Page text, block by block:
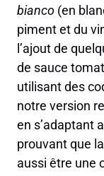
bianco (en
piment et du
l’ajout de
de sauce
utilisant des
notre version
en s’adaptant
prouvant que
aussi être une